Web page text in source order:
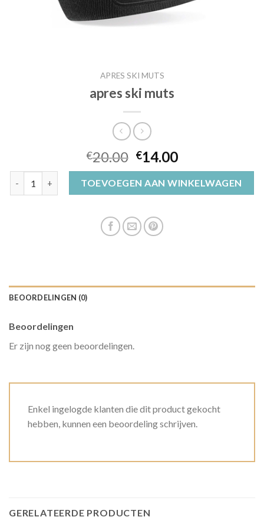
APRES SKI MUTS
apres ski muts
€20.00 €14.00
apres ski muts aantalTOEVOEGEN AAN WINKELWAGEN
BEOORDELINGEN (0)
Beoordelingen
Er zijn nog geen beoordelingen.
Enkel ingelogde klanten die dit product gekocht
hebben, kunnen een beoordeling schrijven.
GERELATEERDE PRODUCTEN